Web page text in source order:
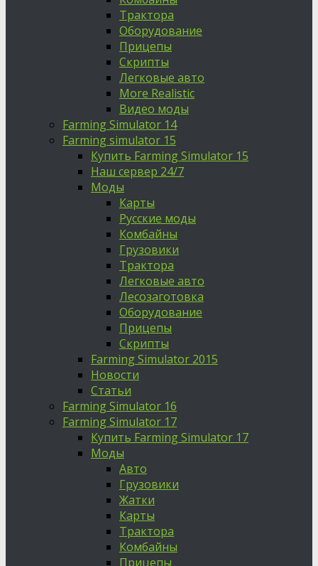
Трактора
Оборудование
Прицепы
Скрипты
Легковые авто
More Realistic
Видео моды
Farming Simulator 14
Farming simulator 15
Купить Farming Simulator 15
Наш сервер 24/7
Моды
Карты
Русские моды
Комбайны
Грузовики
Трактора
Легковые авто
Лесозаготовка
Оборудование
Прицепы
Скрипты
Farming Simulator 2015
Новости
Статьи
Farming Simulator 16
Farming Simulator 17
Купить Farming Simulator 17
Моды
Авто
Грузовики
Жатки
Карты
Трактора
Комбайны
Прицепы